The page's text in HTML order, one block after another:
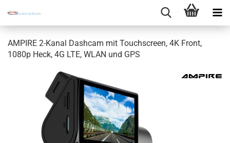
AMPIRE 2-Kanal Dashcam mit Touchscreen, 4K Front,
1080p Heck, 4G LTE, WLAN und GPS